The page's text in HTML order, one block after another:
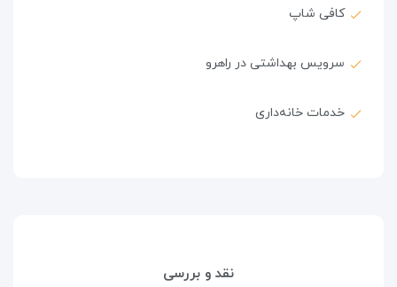
کافی شاپ
سرویس بهداشتی در راهرو
خدمات خانه‌داری
نقد و بررسی